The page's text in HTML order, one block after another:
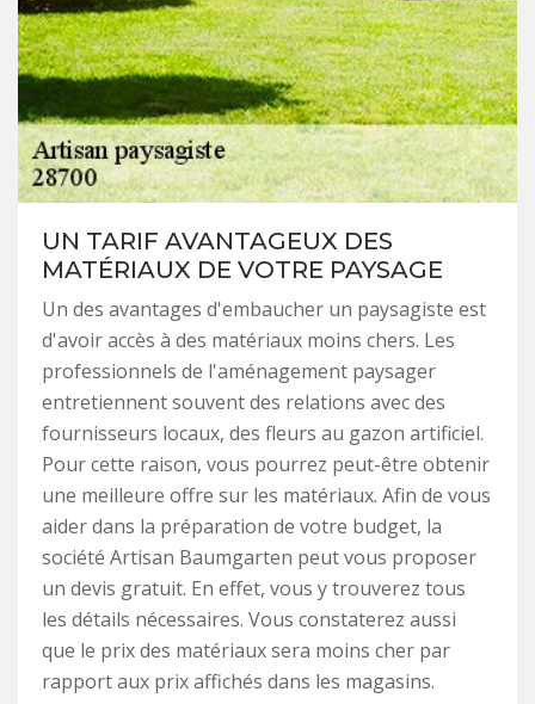
UN TARIF AVANTAGEUX DES
MATÉRIAUX DE VOTRE PAYSAGE
Un des avantages d'embaucher un paysagiste est
d'avoir accès à des matériaux moins chers. Les
professionnels de l'aménagement paysager
entretiennent souvent des relations avec des
fournisseurs locaux, des fleurs au gazon artificiel.
Pour cette raison, vous pourrez peut-être obtenir
une meilleure offre sur les matériaux. Afin de vous
aider dans la préparation de votre budget, la
société Artisan Baumgarten peut vous proposer
un devis gratuit. En effet, vous y trouverez tous
les détails nécessaires. Vous constaterez aussi
que le prix des matériaux sera moins cher par
rapport aux prix affichés dans les magasins.